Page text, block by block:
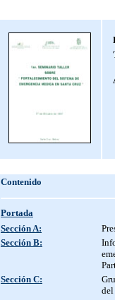
Contenido
Portada
Sección A:
Sección B:
Sección C:
del